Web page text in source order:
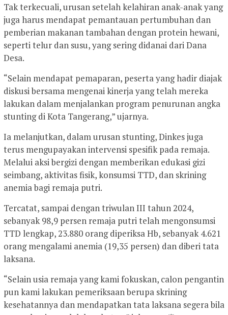
Tak terkecuali, urusan setelah kelahiran anak-anak yang
juga harus mendapat pemantauan pertumbuhan dan
pemberian makanan tambahan dengan protein hewani,
seperti telur dan susu, yang sering didanai dari Dana
Desa.
“Selain mendapat pemaparan, peserta yang hadir diajak
diskusi bersama mengenai kinerja yang telah mereka
lakukan dalam menjalankan program penurunan angka
stunting di Kota Tangerang,” ujarnya.
Ia melanjutkan, dalam urusan stunting, Dinkes juga
terus mengupayakan intervensi spesifik pada remaja.
Melalui aksi bergizi dengan memberikan edukasi gizi
seimbang, aktivitas fisik, konsumsi TTD, dan skrining
anemia bagi remaja putri.
Tercatat, sampai dengan triwulan III tahun 2024,
sebanyak 98,9 persen remaja putri telah mengonsumsi
TTD lengkap, 23.880 orang diperiksa Hb, sebanyak 4.621
orang mengalami anemia (19,35 persen) dan diberi tata
laksana.
“Selain usia remaja yang kami fokuskan, calon pengantin
pun kami lakukan pemeriksaan berupa skrining
kesehatannya dan mendapatkan tata laksana segera bila